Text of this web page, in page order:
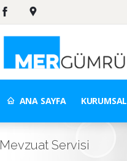
ANA SAYFA KURUMSAL
Mevzuat Servisi